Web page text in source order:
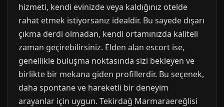
hizmeti, kendi evinizde veya kaldığınız otelde
rahat etmek istiyorsanız idealdir. Bu sayede dışarı
çıkma derdi olmadan, kendi ortamınızda kaliteli
zaman geçirebilirsiniz. Elden alan escort ise,
genellikle buluşma noktasında sizi bekleyen ve
birlikte bir mekana giden profillerdir. Bu seçenek,
daha spontane ve hareketli bir deneyim
arayanlar için uygun. Tekirdağ Marmaraereğlisi